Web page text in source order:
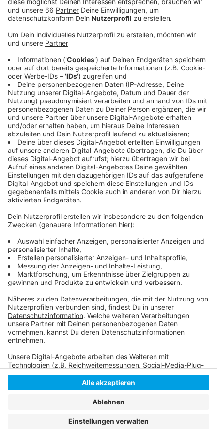
Lockerungen berücksichtigt zu werden. Seit
November (2020) dürfen sie nicht mehr campen.
Wohnwagen und Wohnmobile seien in Bezug auf
Corona so sicher wie ein alleinstehendes Haus,
heißt es.
Veröffentlicht: Samstag, 13.03.2021 06:33
Anzeige
Die Teilnehmer treffen sich um 13 Uhr an der Messe.
Von dort geht es Richtung Rheinufertunnel, zur Graf-
Adolf-Straße, über die Heinrich-Heine-allee und wieder
zurück zur Messe. Autofahrer müssen mit
Behinderungen rechnen.
Facebook-Gruppe "Campen mit Abstand"
Campingplatz-Deutschland: Campingurlaub in
Coronazeiten
Reisereporter: Campingurlaub in Coronazeiten
Anzeige